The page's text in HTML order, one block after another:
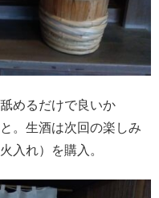
めるだけで良いか
。生酒は次回の楽しみ
入れ）を購入。